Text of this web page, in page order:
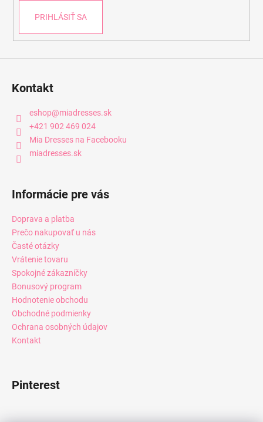
PRIHLÁSIŤ SA
Kontakt
eshop@miadresses.sk
+421 902 469 024
Mia Dresses na Facebooku
miadresses.sk
Informácie pre vás
Doprava a platba
Prečo nakupovať u nás
Časté otázky
Vrátenie tovaru
Spokojné zákazníčky
Bonusový program
Hodnotenie obchodu
Obchodné podmienky
Ochrana osobných údajov
Kontakt
Pinterest